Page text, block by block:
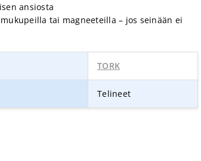
ansiosta
tai magneeteilla – jos seinään ei
TORK
Telineet